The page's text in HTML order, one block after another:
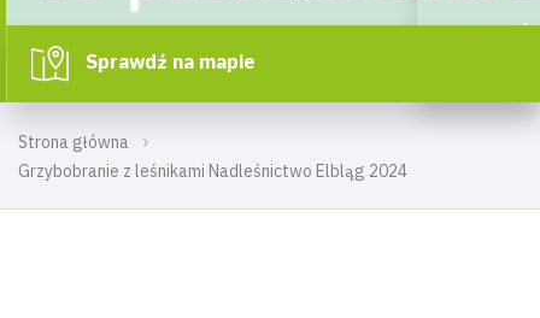
Strona główna
Grzybobranie z leśnikami Nadleśnictwo Elbląg 2024
Sprawdź na mapie